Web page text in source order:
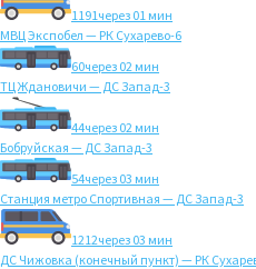
1191через 01 мин
МВЦ Экспобел — РК Сухарево-6
60через 02 мин
ТЦ Ждановичи — ДС Запад-3
44через 02 мин
Бобруйская — ДС Запад-3
54через 03 мин
Станция метро Спортивная — ДС Запад-3
1212через 03 мин
ДС Чижовка (конечный пункт) — РК